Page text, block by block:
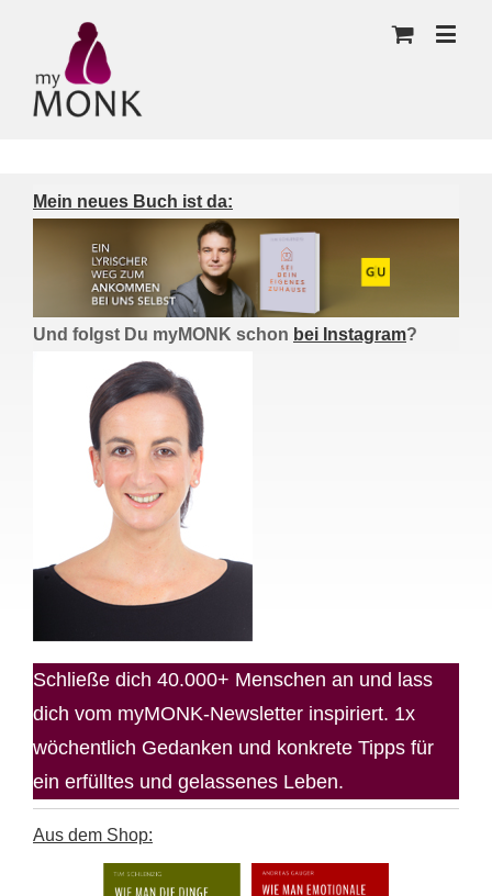
Mein neues Buch ist da:
Und folgst Du myMONK schon bei Instagram?
Schließe dich 40.000+ Menschen an und lass
dich vom myMONK-Newsletter inspiriert. 1x
wöchentlich Gedanken und konkrete Tipps für
ein erfülltes und gelassenes Leben.
Aus dem Shop: